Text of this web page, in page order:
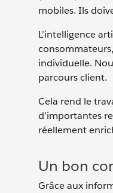
mobiles. Ils
L’intelligence
individuelle.
parcours client.
Cela rend le
d’importantes
réellement
Un bon
Grâce aux